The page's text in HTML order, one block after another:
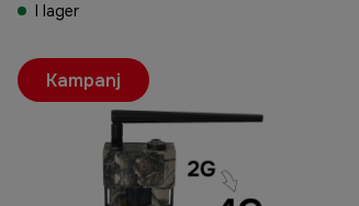
I lager
Kampanj